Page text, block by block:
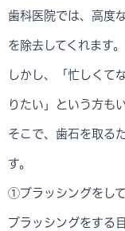
歯科医院では、高度
を除去してくれます。
しかし、「忙しくて
りたい」という方も
そこで、歯石を取る
す。
①ブラッシングをし
ブラッシングをする